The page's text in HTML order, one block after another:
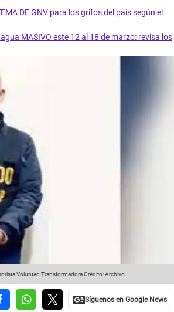
DE GNV para los grifos del país según el
MASIVO este 12 al 18 de marzo: revisa los
Voluntad TransformadoraCrédito: Archivo